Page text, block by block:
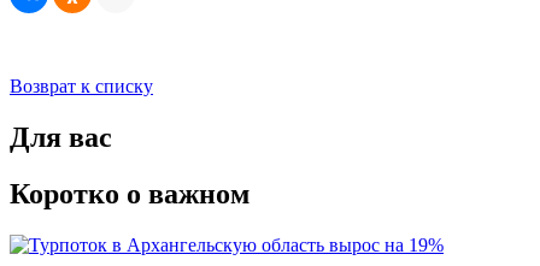
Возврат к списку
Для вас
Коротко о важном